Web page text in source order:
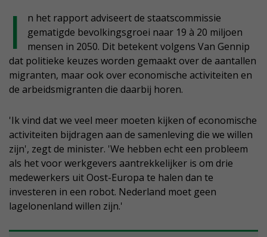
I
n het rapport adviseert de staatscommissie
gematigde bevolkingsgroei naar 19 à 20 miljoen
mensen in 2050. Dit betekent volgens Van Gennip
dat politieke keuzes worden gemaakt over de aantallen
migranten, maar ook over economische activiteiten en
de arbeidsmigranten die daarbij horen.
'Ik vind dat we veel meer moeten kijken of economische
activiteiten bijdragen aan de samenleving die we willen
zijn', zegt de minister. 'We hebben echt een probleem
als het voor werkgevers aantrekkelijker is om drie
medewerkers uit Oost-Europa te halen dan te
investeren in een robot. Nederland moet geen
lagelonenland willen zijn.'